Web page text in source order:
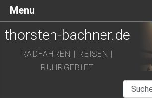
thorsten-bachner.de
RADFAHREN | REISEN |
RUHRGEBIET
Suchen
Menu